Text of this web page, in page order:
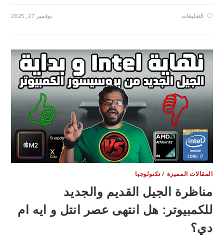
التعليقاتعلى
رحلة
شريط
الكاسيت
لسماعات
الNOISE
CANCELLATION
مغلقة
نوفمبر 27, 2025
المميزة/تكنولوجيا
الجيل القديم والجديد
هل انتهى عصر انتل و ايه ام